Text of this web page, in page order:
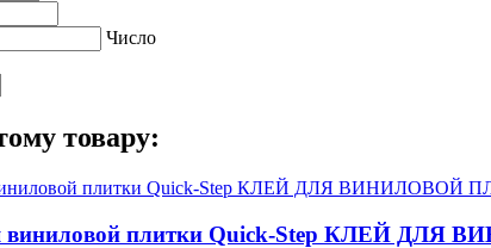
Число
товару:
виниловой плитки Quick-Step КЛЕЙ